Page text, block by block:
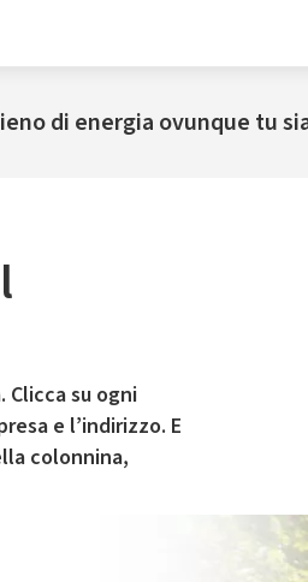
di energia ovunque tu
su ogni
e l’indirizzo. E
colonnina,